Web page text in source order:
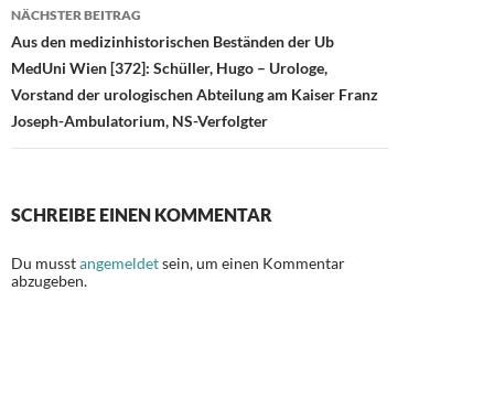
NÄCHSTER BEITRAG
Aus den medizinhistorischen Beständen der Ub
MedUni Wien [372]: Schüller, Hugo – Urologe,
Vorstand der urologischen Abteilung am Kaiser Franz
Joseph-Ambulatorium, NS-Verfolgter
SCHREIBE EINEN KOMMENTAR
Du musstangemeldetsein, um einen Kommentar
abzugeben.